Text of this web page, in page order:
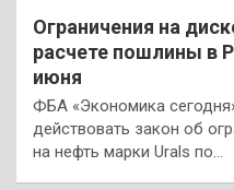
Ограничения на
расчете пошлины в
июня
ФБА «Экономика
действовать закон об
на нефть марки Urals по…